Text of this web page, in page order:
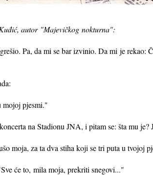
autor "Majevičkog nokturna":
Pa, da mi se bar izvinio. Da mi je rekao:
mojoj pjesmi."
na Stadionu JNA, i pitam se: šta mu je?
moja, za ta dva stiha koji se tri puta u tvojoj
će to, mila moja, prekriti snegovi..."